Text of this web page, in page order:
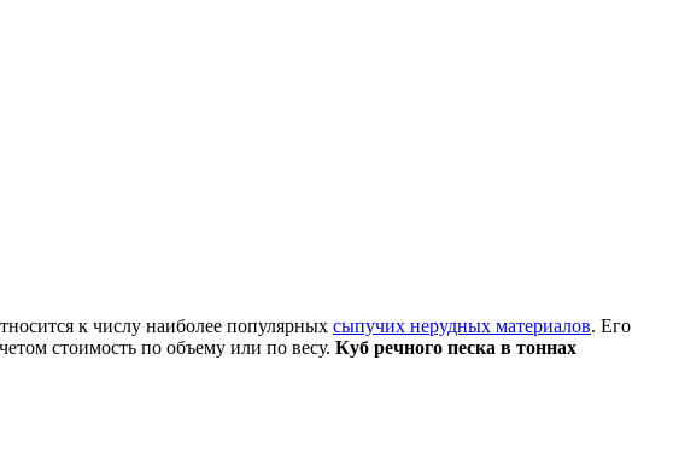
к числу наиболее популярных сыпучих нерудных материалов. Его
стоимость по объему или по весу. Куб речного песка в тоннах